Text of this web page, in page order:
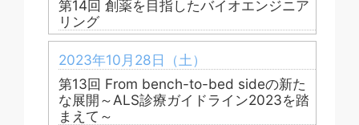
第14回 創薬を目指したバイオエンジニア
リング
2023年10月28日（土）
第13回 From bench-to-bed sideの新た
な展開～ALS診療ガイドライン2023を踏
まえて～